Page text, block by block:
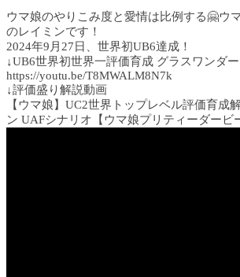
ウマ娘のやりこみ度と愛情は比例する🤗ウ
のレイミンです！
2024年9月27日、世界初UB6達成！
↓UB6世界初世界一評価育成 グラスワンダ
https://youtu.be/T8MWALM8N7k
↓評価盛り解説動画
【ウマ娘】UC2世界トップレベル評価育成
ン UAFシナリオ【ウマ娘プリティーダービ